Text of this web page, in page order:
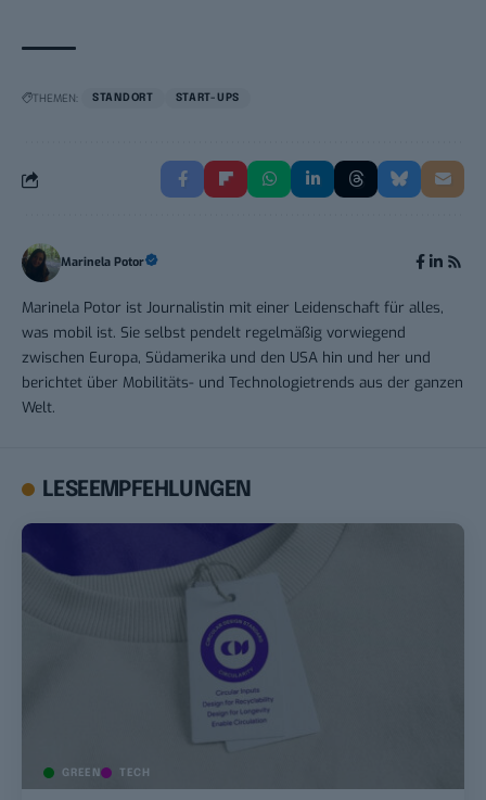
THEMEN: STANDORT START-UPS
Marinela Potor
Marinela Potor ist Journalistin mit einer Leidenschaft für alles,
was mobil ist. Sie selbst pendelt regelmäßig vorwiegend
zwischen Europa, Südamerika und den USA hin und her und
berichtet über Mobilitäts- und Technologietrends aus der ganzen
Welt.
LESEEMPFEHLUNGEN
GREEN TECH